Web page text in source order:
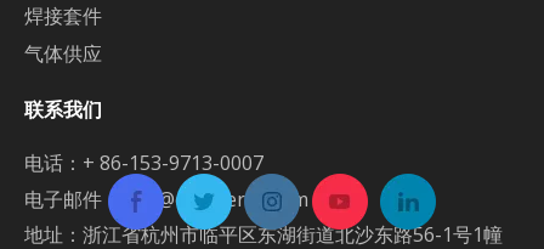
焊接套件
气体供应
联系我们
电话：+ 86-153-9713-0007
电子邮件：
info@cyyenergy.com
地址：浙江省杭州市临平区东湖街道北沙东路56-1号1幢